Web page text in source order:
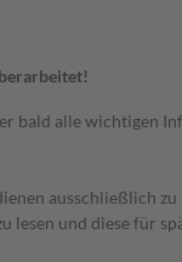
bald alle wichtigen
ausschließlich
lesen und diese für